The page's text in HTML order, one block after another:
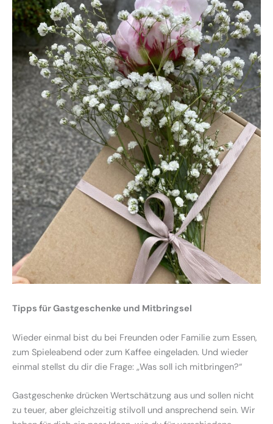
Tipps für Gastgeschenke und Mitbringsel
Wieder einmal bist du bei Freunden oder Familie zum Essen,
zum Spieleabend oder zum Kaffee eingeladen. Und wieder
einmal stellst du dir die Frage: „Was soll ich mitbringen?“
Gastgeschenke drücken Wertschätzung aus und sollen nicht
zu teuer, aber gleichzeitig stilvoll und ansprechend sein. Wir